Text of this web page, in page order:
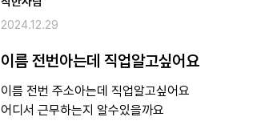
2024.12.29
이름 전번아는데 직업알고싶어요
이름 전번 주소아는데 직업알고싶어요
어디서 근무하는지 알수있을까요